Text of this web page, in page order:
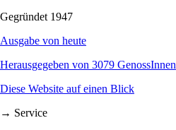
Gegründet 1947
Ausgabe von heute
Herausgegeben von 3079 GenossInnen
Diese Website auf einen Blick
→ Service